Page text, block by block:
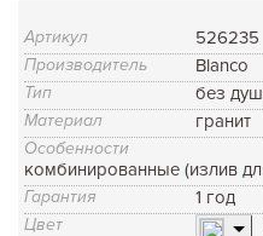
Артикул 526235
Производитель Blanco
Тип без
Материал гранит
Особенности
комбинированные (излив
Гарантия 1 год
Цвет